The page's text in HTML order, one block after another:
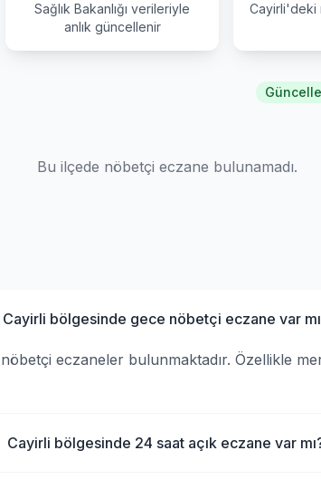
Sağlık Bakanlığı verileriyle
anlık güncellenir
Cayirli'deki
Bu ilçede nöbetçi eczane bulunamadı.
Cayirli bölgesinde gece nöbetçi eczane var
eczaneler bulunmaktadır. Özellikle
Cayirli bölgesinde 24 saat açık eczane var